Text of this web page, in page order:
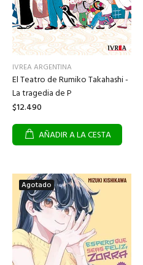
IVREA ARGENTINA
El Teatro de Rumiko Takahashi -
La tragedia de P
$12.490
AÑADIR A LA CESTA
Agotado